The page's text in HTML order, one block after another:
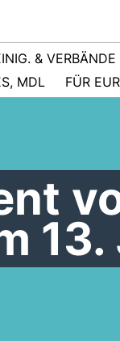
& VERBÄNDE
MDL FÜR